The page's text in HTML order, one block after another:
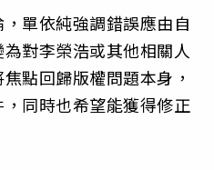
單依純強調錯誤應由自
對李榮浩或其他相關人
點回歸版權問題本身，
同時也希望能獲得修正